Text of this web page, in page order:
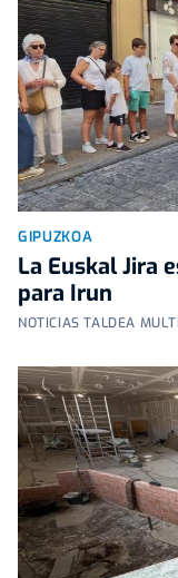
GIPUZKOA
La Euskal Jira
para Irun
NOTICIAS TALDEA